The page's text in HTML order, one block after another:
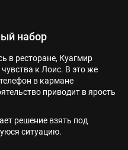
набор
в ресторане, Куагмир
к Лоис. В это же
в кармане
приводит в ярость
решение взять под
ситуацию.